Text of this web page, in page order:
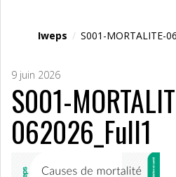
Iweps / S001-MORTALITE-
9 juin 2026
S001-
062026_Full1